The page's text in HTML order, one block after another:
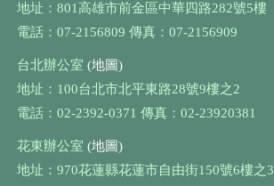
地址：801高雄市前金區中華四路282號5樓
電話：07-2156809 傳真：07-2156909
台北辦公室 (地圖)
地址：100台北市北平東路28號9樓之2
電話：02-2392-0371 傳真：02-23920381
花東辦公室 (地圖)
地址：970花蓮縣花蓮市自由街150號6樓之3